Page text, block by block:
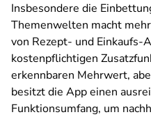
Insbesondere die
Themenwelten macht
von Rezept- und Einkaufs-
kostenpflichtigen
erkennbaren Mehrwert,
besitzt die App einen
Funktionsumfang, um